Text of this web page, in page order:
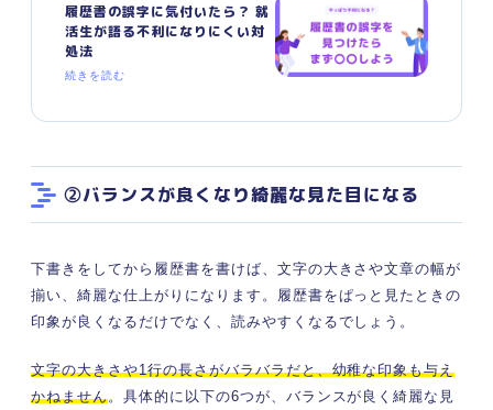
履歴書の誤字に気付いたら？ 就
活生が語る不利になりにくい対
処法
続きを読む
②バランスが良くなり綺麗な見た目になる
下書きをしてから履歴書を書けば、文字の大きさや文章の幅が
揃い、綺麗な仕上がりになります。履歴書をぱっと見たときの
印象が良くなるだけでなく、読みやすくなるでしょう。
文字の大きさや1行の長さがバラバラだと、幼稚な印象も与え
かねません。具体的に以下の6つが、バランスが良く綺麗な見